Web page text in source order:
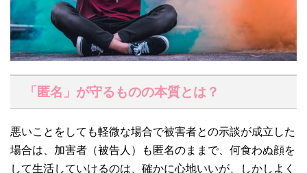
「匿名」が守るものの本質とは？
悪いことをしても軽微な場合で被害者との示談が成立した
場合は、加害者（被告人）も匿名のままで、何食わぬ顔を
して生活していけるのは、確かに心地いいが、しかしよく